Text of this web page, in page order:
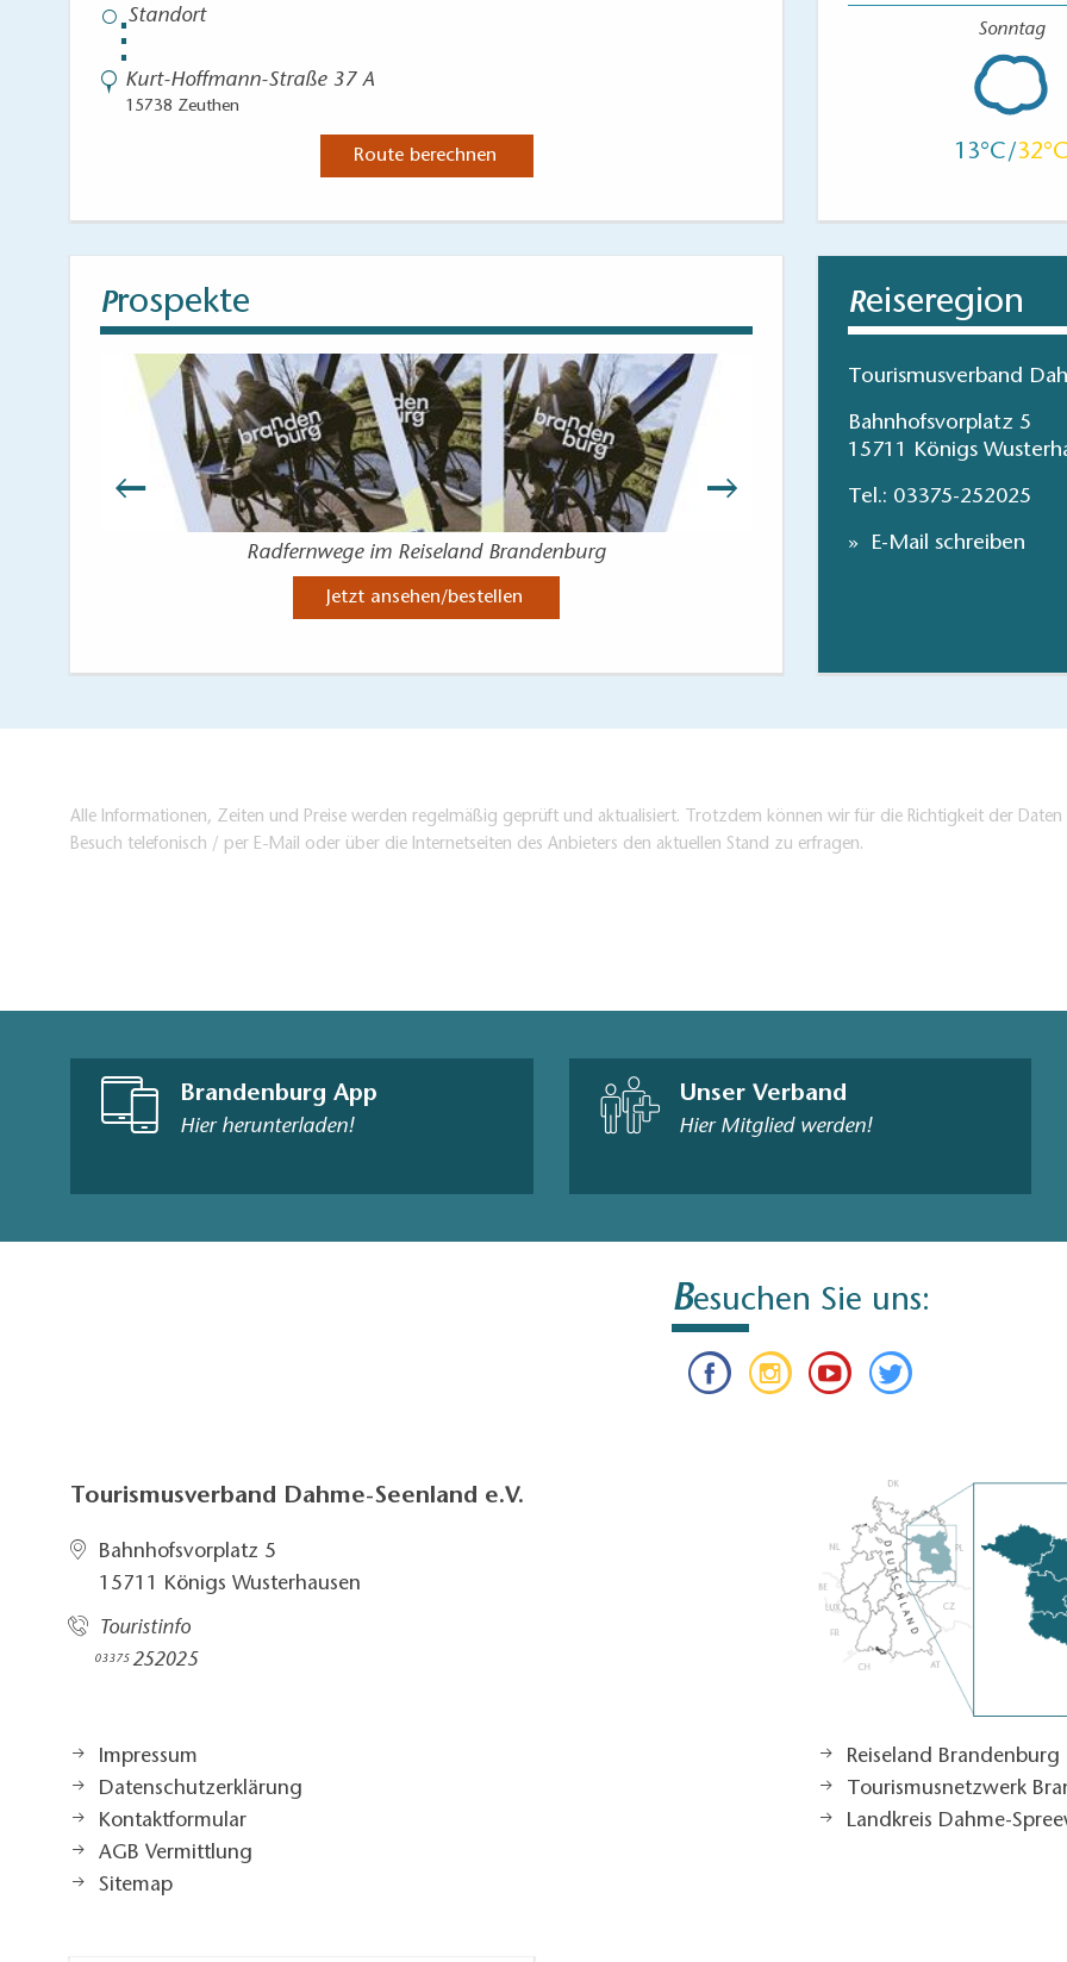
⋮
Kurt-Hoffmann-Straße 37 A
15738 Zeuthen
Route berechnen
Sonntag
13 32
Prospekte
Radfernwege im Reiseland Brandenburg
Jetzt ansehen/bestellen
Ihr Ausflug
Reiseregion
Tourismusverband
Bahnhofsvorplatz 5
15711 Königs
Tel.: 03375-252025
E-Mail schreiben
Alle Informationen, Zeiten und Preise werden regelmäßig geprüft und aktualisiert. Trotzdem können wir für die Richtigkeit der
Besuch telefonisch / per E-Mail oder über die Internetseiten des Anbieters den aktuellen Stand zu erfragen.
Brandenburg App
Hier herunterladen!
Unser Verband
Hier Mitglied werden!
Besuchen Sie uns:
Tourismusverband Dahme-Seenland e.V.
Bahnhofsvorplatz 5​
15711 Königs Wusterhausen
Touristinfo
03375252025​
Impressum
Datenschutzerklärung
Kontaktformular
AGB Vermittlung
Sitemap
Reiseland Brandenburg
Tourismusnetzwerk
Landkreis Dahme-